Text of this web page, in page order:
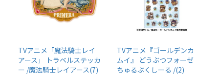
TVアニメ「魔法騎士レイ
アース」 トラベルステッカ
ー /魔法騎士レイアース(7)
TVアニメ『ゴールデンカ
ムイ』 どうぶつフォーゼ
ちゅるぷくしーる /(2)